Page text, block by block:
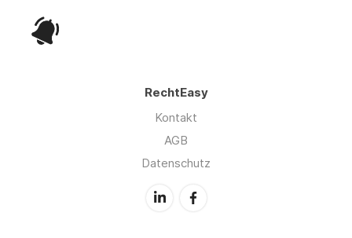
RechtEasy
Kontakt
AGB
Datenschutz